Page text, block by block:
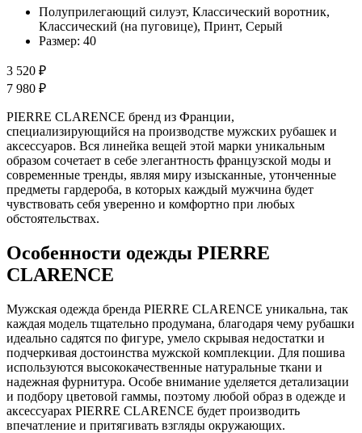
Полуприлегающий силуэт, Классический воротник,
Классический (на пуговице), Принт, Серый
Размер: 40
3 520 ₽
7 980 ₽
PIERRE CLARENCE бренд из Франции,
специализирующийся на производстве мужских рубашек и
аксессуаров. Вся линейка вещей этой марки уникальным
образом сочетает в себе элегантность французской моды и
современные тренды, являя миру изысканные, утонченные
предметы гардероба, в которых каждый мужчина будет
чувствовать себя уверенно и комфортно при любых
обстоятельствах.
Особенности одежды PIERRE
CLARENCE
Мужская одежда бренда PIERRE CLARENCE уникальна, так
каждая модель тщательно продумана, благодаря чему рубашки
идеально садятся по фигуре, умело скрывая недостатки и
подчеркивая достоинства мужской комплекции. Для пошива
используются высококачественные натуральные ткани и
надежная фурнитура. Особе внимание уделяется детализации
и подбору цветовой гаммы, поэтому любой образ в одежде и
аксессуарах PIERRE CLARENCE будет производить
впечатление и притягивать взгляды окружающих.